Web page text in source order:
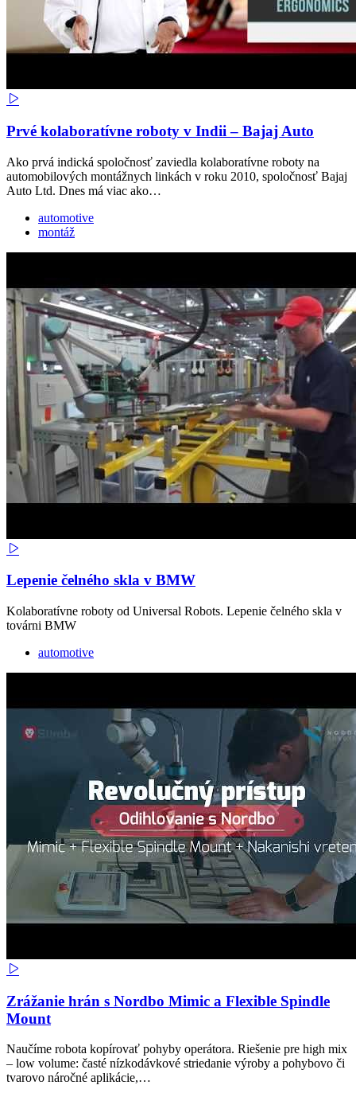
Prvé kolaboratívne roboty v Indii – Bajaj Auto
Ako prvá indická spoločnosť zaviedla kolaboratívne roboty na
automobilových montážnych linkách v roku 2010, spoločnosť Bajaj
Auto Ltd. Dnes má viac ako…
automotive
montáž
Lepenie čelného skla v BMW
Kolaboratívne roboty od Universal Robots. Lepenie čelného skla v
továrni BMW
automotive
Zrážanie hrán s Nordbo Mimic a Flexible Spindle
Mount
Naučíme robota kopírovať pohyby operátora. Riešenie pre high mix
– low volume: časté nízkodávkové striedanie výroby a pohybovo či
tvarovo náročné aplikácie,…